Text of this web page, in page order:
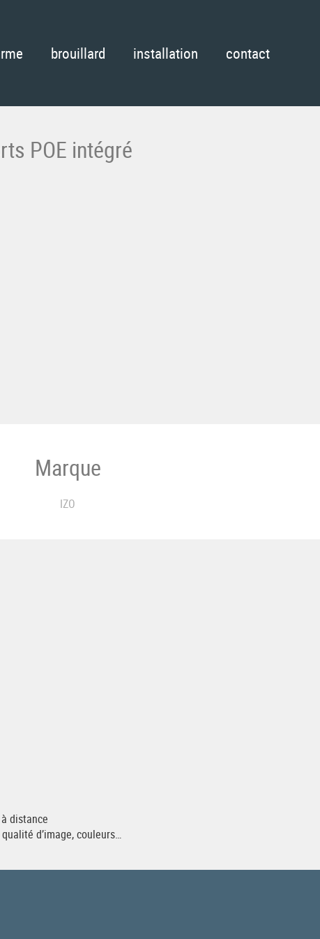
brouillard installation contact
POE intégré
Marque
IZO
distance
d’image, couleurs…